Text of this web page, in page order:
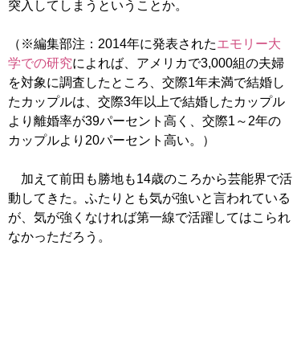
突入してしまうということか。
（※編集部注：2014年に発表されたエモリー大
学での研究によれば、アメリカで3,000組の夫婦
を対象に調査したところ、交際1年未満で結婚し
たカップルは、交際3年以上で結婚したカップル
より離婚率が39パーセント高く、交際1～2年の
カップルより20パーセント高い。）
加えて前田も勝地も14歳のころから芸能界で活
動してきた。ふたりとも気が強いと言われている
が、気が強くなければ第一線で活躍してはこられ
なかっただろう。